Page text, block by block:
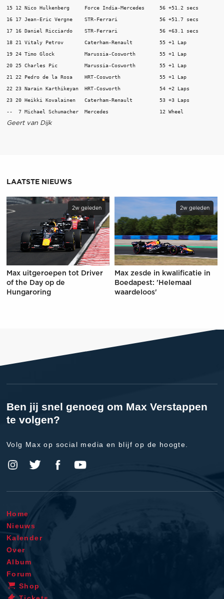
15 12 Nico Hulkenberg     Force India-Mercedes     56 +51.2 secs
16 17 Jean-Eric Vergne    STR-Ferrari              56 +51.7 secs
17 16 Daniel Ricciardo    STR-Ferrari              56 +63.1 secs
18 21 Vitaly Petrov       Caterham-Renault         55 +1 Lap
19 24 Timo Glock          Marussia-Cosworth        55 +1 Lap
20 25 Charles Pic         Marussia-Cosworth        55 +1 Lap
21 22 Pedro de la Rosa    HRT-Cosworth             55 +1 Lap
22 23 Narain Karthikeyan  HRT-Cosworth             54 +2 Laps
23 20 Heikki Kovalainen   Caterham-Renault         53 +3 Laps
Geert van Dijk
LAATSTE NIEUWS
2w geleden
Max uitgeroepen tot Driver
of the Day op de
Hungaroring
2w geleden
Max zesde in kwalificatie in
Boedapest: 'Helemaal
waardeloos'
Ben jij snel genoeg om Max Verstappen
te volgen?
Volg Max op social media en blijf op de hoogte.
Home
Nieuws
Kalender
Over
Album
Forum
Shop